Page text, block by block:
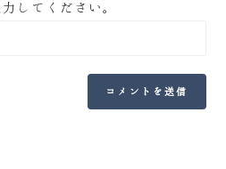
してください。